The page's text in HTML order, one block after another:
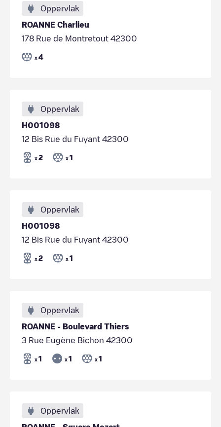
Oppervlak
ROANNE Charlieu
178 Rue de Montretout 42300
x 4
Oppervlak
H001098
12 Bis Rue du Fuyant 42300
x 2 x 1
Oppervlak
H001098
12 Bis Rue du Fuyant 42300
x 2 x 1
Oppervlak
ROANNE - Boulevard Thiers
3 Rue Eugène Bichon 42300
x 1 x 1 x 1
Oppervlak